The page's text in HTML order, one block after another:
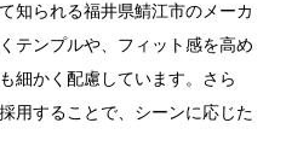
知られる福井県鯖江市のメーカ
テンプルや、フィット感を高め
細かく配慮しています。さら
用することで、シーンに応じた